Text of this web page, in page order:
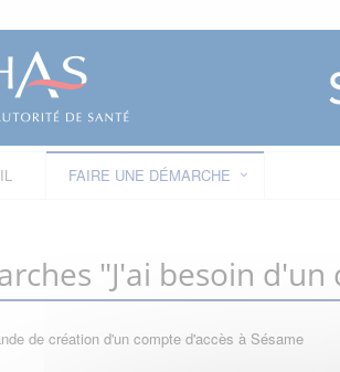
FAIRE UNE DÉMARCHE
"J'ai besoin
de création d'un compte d'accès à Sésame